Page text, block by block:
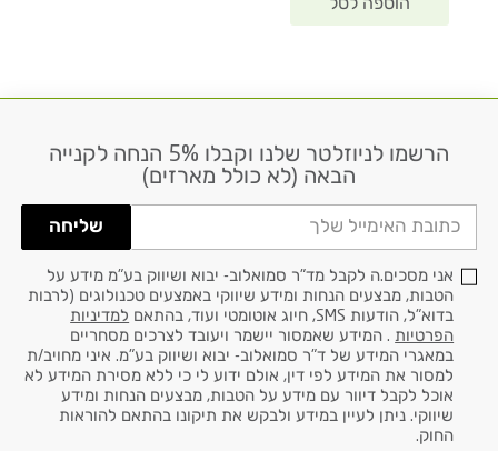
הרשמו לניוזלטר שלנו וקבלו 5% הנחה לקנייה
הבאה (לא כולל מארזים)
דוא׳׳ל
שליחה
אני מסכים.ה לקבל מד"ר סמואלוב- יבוא ושיווק בע"מ מידע על
הטבות, מבצעים הנחות ומידע שיווקי באמצעים טכנולוגים (לרבות
בדוא"ל, הודעות SMS, חיוג אוטומטי ועוד, בהתאם
למדיניות
הפרטיות . המידע שאמסור יישמר ויעובד לצרכים מסחריים
במאגרי המידע של ד"ר סמואלוב- יבוא ושיווק בע"מ. איני מחויב/ת
למסור את המידע לפי דין, אולם ידוע לי כי ללא מסירת המידע לא
אוכל לקבל דיוור עם מידע על הטבות, מבצעים הנחות ומידע
שיווקי. ניתן לעיין במידע ולבקש את תיקונו בהתאם להוראות
החוק.